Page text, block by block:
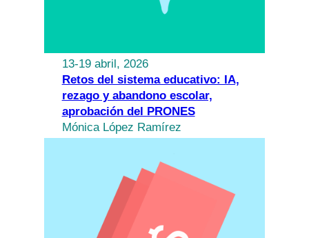
13-19 abril, 2026
Retos del sistema educativo: IA,
rezago y abandono escolar,
aprobación del PRONES
Mónica López Ramírez